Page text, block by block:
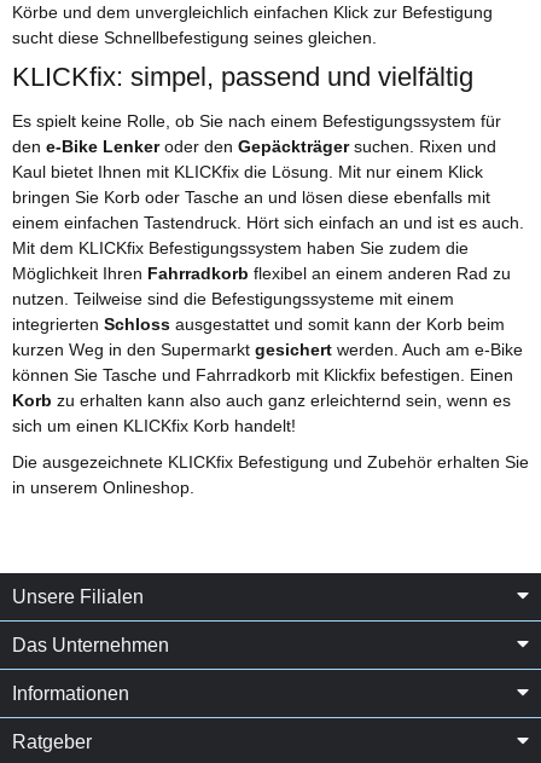
Körbe und dem unvergleichlich einfachen Klick zur Befestigung
sucht diese Schnellbefestigung seines gleichen.
KLICKfix: simpel, passend und vielfältig
Es spielt keine Rolle, ob Sie nach einem Befestigungssystem für
den e-Bike Lenkeroder den Gepäckträgersuchen. Rixen und
Kaul bietet Ihnen mit KLICKfix die Lösung. Mit nur einem Klick
bringen Sie Korb oder Tasche an und lösen diese ebenfalls mit
einem einfachen Tastendruck. Hört sich einfach an und ist es auch.
Mit dem KLICKfix Befestigungssystem haben Sie zudem die
Möglichkeit Ihren Fahrradkorb flexibel an einem anderen Rad zu
nutzen. Teilweise sind die Befestigungssysteme mit einem
integrierten Schloss ausgestattet und somit kann der Korb beim
kurzen Weg in den Supermarkt gesichert werden. Auch am e-Bike
können Sie Tasche und Fahrradkorb mit Klickfix befestigen. Einen
Korb zu erhalten kann also auch ganz erleichternd sein, wenn es
sich um einen KLICKfix Korb handelt!
Die ausgezeichnete KLICKfix Befestigung und Zubehör erhalten Sie
in unserem Onlineshop.
Unsere Filialen
Das Unternehmen
Informationen
Ratgeber